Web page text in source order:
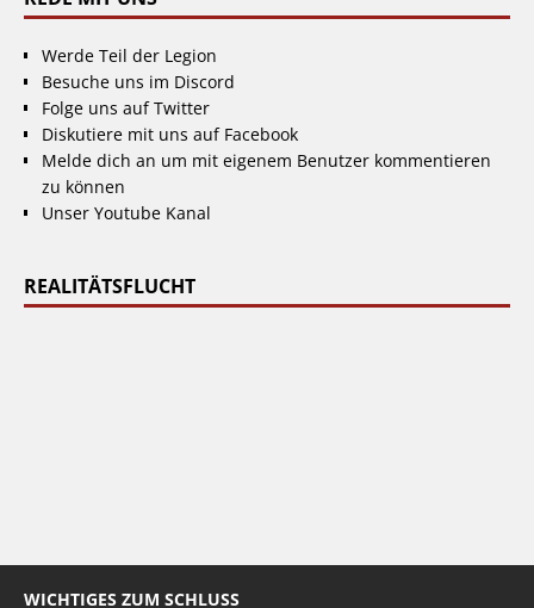
Werde Teil der Legion
Besuche uns im Discord
Folge uns auf Twitter
Diskutiere mit uns auf Facebook
Melde dich an um mit eigenem Benutzer kommentieren
zu können
Unser Youtube Kanal
REALITÄTSFLUCHT
WICHTIGES ZUM SCHLUSS